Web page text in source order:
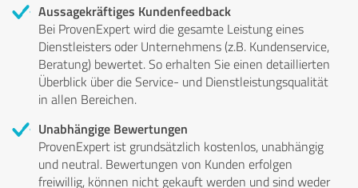
Aussagekräftiges Kundenfeedback
Bei ProvenExpert wird die gesamte Leistung eines
Dienstleisters oder Unternehmens (z.B. Kundenservice,
Beratung) bewertet. So erhalten Sie einen detaillierten
Überblick über die Service- und Dienstleistungsqualität
in allen Bereichen.
Unabhängige Bewertungen
ProvenExpert ist grundsätzlich kostenlos, unabhängig
und neutral. Bewertungen von Kunden erfolgen
freiwillig, können nicht gekauft werden und sind weder